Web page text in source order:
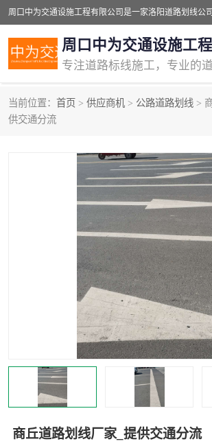
周口中为交通设施工
当前位置： 首页 > 供应商机 > 公路道路划线 >
供交通分流
商丘道路划线厂家_提供交通分流
交通道路标线
道路标线划线 马路标
道路划